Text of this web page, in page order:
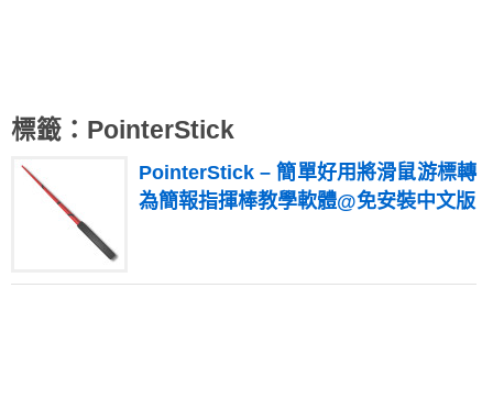
標籤：PointerStick
PointerStick – 簡單好用將滑鼠游標轉
為簡報指揮棒教學軟體@免安裝中文版